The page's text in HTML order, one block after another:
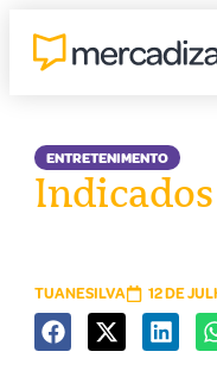
ENTRETENIMENTO
TUANESILVA 12 DE